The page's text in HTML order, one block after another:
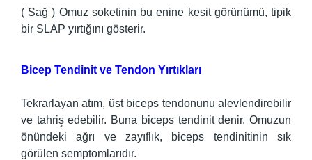
( Sağ ) Omuz soketinin bu enine kesit görünümü, tipik
bir SLAP yırtığını gösterir.
Bicep Tendinit ve Tendon Yırtıkları
Tekrarlayan atım, üst biceps tendonunu alevlendirebilir
ve tahriş edebilir. Buna biceps tendinit denir. Omuzun
önündeki ağrı ve zayıflık, biceps tendinitinin sık
görülen semptomlarıdır.